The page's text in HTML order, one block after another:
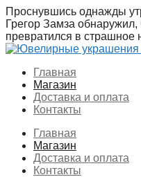
Перейти
к
содержимому
Проснувшись однажды
Грегор Замза обнаружил,
превратился в страшное
Главная
Магазин
Доставка и оплата
Контакты
Главная
Магазин
Доставка и оплата
Контакты